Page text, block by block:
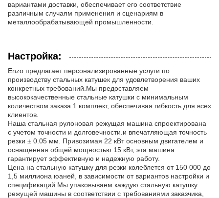
вариантами доставки, обеспечивает его соответствие
различным случаям применения и сценариям в
металлообрабатывающей промышленности.
Настройка:
Enzo предлагает персонализированные услуги по
производству стальных катушек для удовлетворения ваших
конкретных требований.Мы предоставляем
высококачественные стальные катушки с минимальным
количеством заказа 1 комплект, обеспечивая гибкость для всех
клиентов.
Наша стальная рулоновая режущая машина спроектирована
с учетом точности и долговечности.и впечатляющая точность
резки ± 0.05 мм. Привозимая 22 кВт основным двигателем и
оснащенная общей мощностью 15 кВт, эта машина
гарантирует эффективную и надежную работу.
Цена на стальную катушку для резки колеблется от 150 000 до
1,5 миллиона юаней, в зависимости от вариантов настройки и
спецификаций.Мы упаковываем каждую стальную катушку
режущей машины в соответствии с требованиями заказчика,